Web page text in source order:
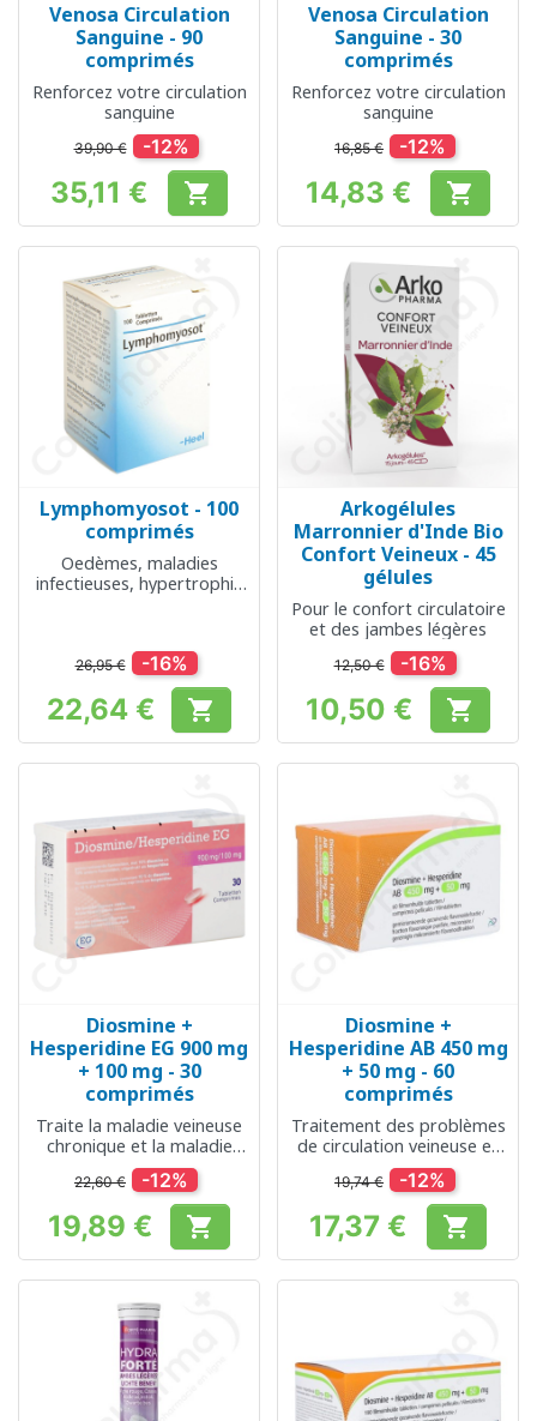
Venosa Circulation
Sanguine - 90
comprimés
Renforcez votre circulation
sanguine
39,90 € -12%
Prix
35,11 € 
Venosa Circulation
Sanguine - 30
comprimés
Renforcez votre circulation
sanguine
16,85 € -12%
Prix
14,83 € 
Lymphomyosot - 100
comprimés
Oedèmes, maladies
infectieuses, hypertrophie
26,95 € -16%
Prix
22,64 € 
Arkogélules
Marronnier d'Inde Bio
Confort Veineux - 45
gélules
Pour le confort circulatoire
et des jambes légères
12,50 € -16%
Prix
10,50 € 
Diosmine +
Hesperidine EG 900 mg
+ 100 mg - 30
comprimés
Traite la maladie veineuse
chronique et la maladie
hémorroïdaire aigüe
22,60 € -12%
Prix
19,89 € 
Diosmine +
Hesperidine AB 450 mg
+ 50 mg - 60
comprimés
Traitement des problèmes
de circulation veineuse et
des hémorroïdes
19,74 € -12%
Prix
17,37 € 